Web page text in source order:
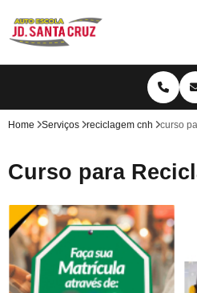
Home Serviços reciclagem cnh curso
Curso para